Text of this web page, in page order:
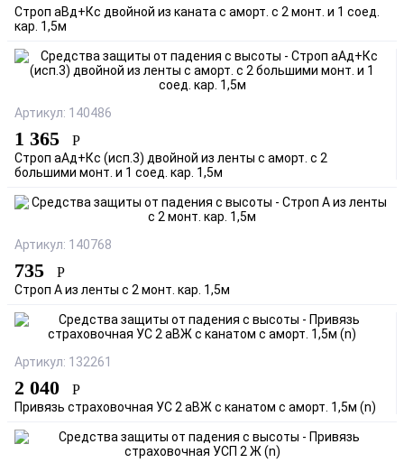
Строп аВд+Кс двойной из каната с аморт. с 2 монт. и 1 соед.
кар. 1,5м
Артикул: 140486
1 365 Р
Строп аАд+Кс (исп.3) двойной из ленты с аморт. с 2
большими монт. и 1 соед. кар. 1,5м
Артикул: 140768
735 Р
Строп А из ленты с 2 монт. кар. 1,5м
Артикул: 132261
2 040 Р
Привязь страховочная УС 2 аВЖ с канатом с аморт. 1,5м (n)